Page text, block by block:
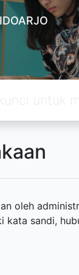
oleh
kata sandi,